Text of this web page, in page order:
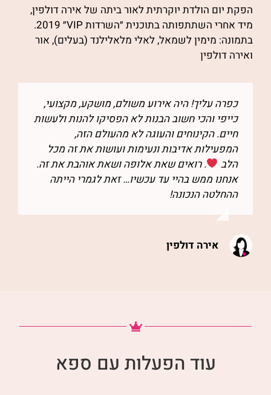
הפקת יום הולדת יוקרתית לאור ביתה של אירה דולפין,
מיד אחרי השתתפותה בתוכנית ״השרדות VIP״ 2019.
בתמונה: מימין לשמאל, לאלי מלאלילנד (בעלים), אור
ואירה דולפין
כפרה עליך! היה אירוע משולם, מושקע, מקצועי,
כייפי והכי חשוב הבנות לא הפסיקו להנות ולעשות
חיים. הקינוחים והעוגה לא מהעולם הזה,
המפעילות אדיבות ונעימות ועושות את זה מכל
הלב
. רואים שאת אלופה ושאת אוהבת את זה.
אנחנו ממש בהיי עד עכשיו… זאת לגמרי הייתה
ההחלטה הנכונה!
אירה דולפין
עוד הפעלות עם ספא